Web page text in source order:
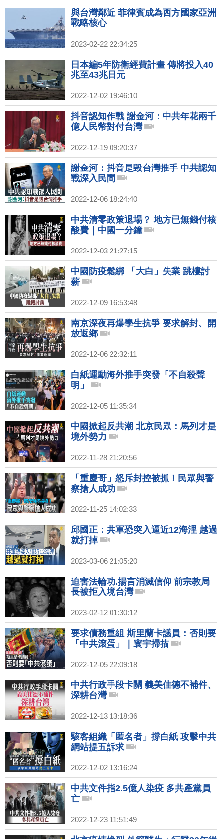
與台灣鄰近 菲律賓成為西方國家亞洲
戰略核心
2023-02-22 22:34:25
日本編5年防衛經費計畫 傳將投入40
兆至43兆日元
2022-12-02 19:46:10
抖音認知作戰 謝金河：中共年花兩千
億人民幣對付台灣
2022-12-19 09:20:37
謝金河：抖音是毀台灣推手 中共認知
戰深入民間
2022-12-06 18:24:40
中共清零政策退場？ 地方已無錢付核
酸費｜中國一分鐘
2022-12-03 21:27:15
中國防疫鬆綁 「大白」失業 跳樓討
薪
2022-12-09 16:53:48
南京深夜再爆學生抗爭 要求解封、開
放返鄉
2022-12-06 22:32:11
白紙運動海外推手突發「不自殺聲
明」
2022-12-05 11:35:34
中國掀起反共潮 北京民眾：馬列才是
境外勢力
2022-11-28 21:20:56
「重慶哥」怒斥封控被抓！民眾與警
察搶人成功
2022-11-25 14:02:33
邱國正：共軍恐突入逼近12海浬 越過
就打掉
2023-03-06 21:05:20
迫害法輪功.揚言消滅信仰 前宗教局
長被拒入境台灣
2023-02-12 01:30:12
要求債務重組 斯里蘭卡議員：否則要
「中共滾蛋」｜寰宇掃描
2022-12-05 22:09:18
中共行政手段卡關 義美佳德不補件、
深耕台灣
2022-12-13 13:18:36
駭客組織「匿名者」撐白紙 攻擊中共
網站提五訴求
2022-12-02 13:16:24
中共文件指2.5億人染疫 多共產黨員
亡
2022-12-23 11:51:49